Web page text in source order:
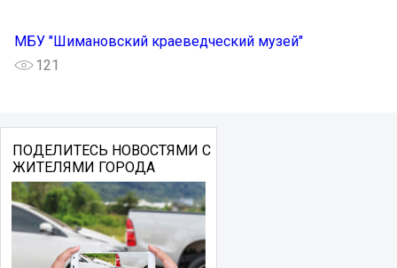
МБУ "Шимановский краеведческий музей"
121
ПОДЕЛИТЕСЬ НОВОСТЯМИ С
ЖИТЕЛЯМИ ГОРОДА